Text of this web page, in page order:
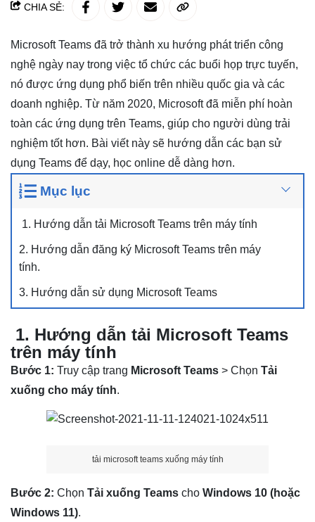
CHIA SẺ:
Microsoft Teams đã trở thành xu hướng phát triển công
nghệ ngày nay trong việc tổ chức các buổi họp trực tuyến,
nó được ứng dụng phổ biến trên nhiều quốc gia và các
doanh nghiệp. Từ năm 2020, Microsoft đã miễn phí hoàn
toàn các ứng dụng trên Teams, giúp cho người dùng trải
nghiệm tốt hơn. Bài viết này sẽ hướng dẫn các bạn sử
dụng Teams để dạy, học online dễ dàng hơn.
Mục lục
1. Hướng dẫn tải Microsoft Teams trên máy tính
2. Hướng dẫn đăng ký Microsoft Teams trên máy
tính.
3. Hướng dẫn sử dụng Microsoft Teams
1. Hướng dẫn tải Microsoft Teams
trên máy tính
Bước 1: Truy cập trang Microsoft Teams > Chọn Tải
xuống cho máy tính.
tải microsoft teams xuống máy tính
Bước 2: Chọn Tải xuống Teams cho Windows 10 (hoặc
Windows 11).